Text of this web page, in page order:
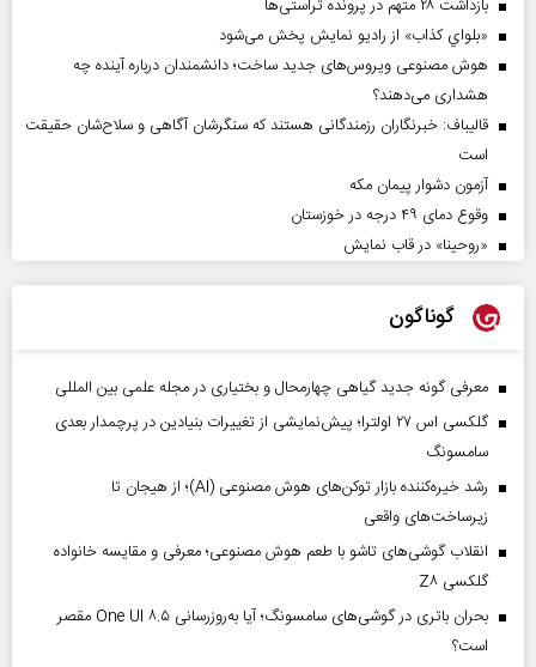
بازداشت ۲۸ متهم در پرونده تراستی‌ها
«بلواي کذاب» از رادیو نمایش پخش می‌شود
هوش مصنوعی ویروس‌های جدید ساخت؛ دانشمندان درباره آینده چه
هشداری می‌دهند؟
قالیباف: خبرنگاران رزمندگانی هستند که سنگرشان آگاهی و سلاح‌شان حقیقت
است
آزمون دشوار پیمان مکه
وقوع دمای ۴۹ درجه در خوزستان
«روحینا» در قاب نمایش
گوناگون
معرفی گونه جدید گیاهی چهارمحال و بختیاری در مجله علمی بین المللی
گلکسی اس ۲۷ اولترا؛ پیش‌نمایشی از تغییرات بنیادین در پرچمدار بعدی
سامسونگ
رشد خیره‌کننده بازار توکن‌های هوش مصنوعی (AI)؛ از هیجان تا
زیرساخت‌های واقعی
انقلاب گوشی‌های تاشو‌ با طعم هوش مصنوعی؛ معرفی و مقایسه خانواده
گلکسی Z۸
بحران باتری در گوشی‌های سامسونگ؛ آیا به‌روزرسانی One UI ۸.۵ مقصر
است؟